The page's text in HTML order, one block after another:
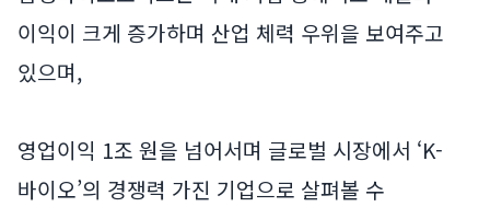
이익이 크게 증가하며 산업 체력 우위을 보여주고
있으며,
영업이익 1조 원을 넘어서며 글로벌 시장에서 ‘K-
바이오’의 경쟁력 가진 기업으로 살펴볼 수